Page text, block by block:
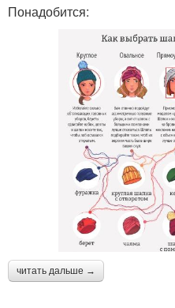
Понадобится:
читать дальше →